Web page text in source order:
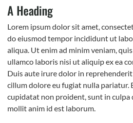
A Heading
Lorem ipsum dolor sit amet,
do eiusmod tempor incididunt ut
aliqua. Ut enim ad minim veniam,
ullamco laboris nisi ut aliquip ex ea
Duis aute irure dolor in
cillum dolore eu fugiat nulla pariatur.
cupidatat non proident, sunt in culpa
mollit anim id est laborum.